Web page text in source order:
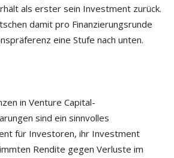
als erster sein Investment zurück.
damit pro Finanzierungsrunde
eine Stufe nach unten.
in Venture Capital-
sind ein sinnvolles
für Investoren, ihr Investment
Rendite gegen Verluste im